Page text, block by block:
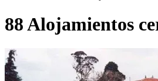
88 Alojamientos